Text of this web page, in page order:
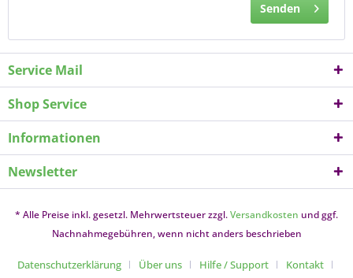
Senden
Service Mail
Shop Service
Informationen
Newsletter
* Alle Preise inkl. gesetzl. Mehrwertsteuer zzgl.Versandkosten und ggf.
Nachnahmegebühren, wenn nicht anders beschrieben
Datenschutzerklärung Über uns Hilfe / Support Kontakt